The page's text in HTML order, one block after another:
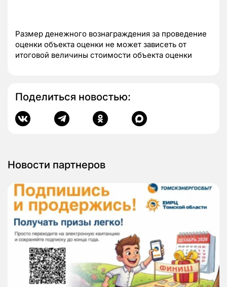
Размер денежного вознаграждения за проведение
оценки объекта оценки не может зависеть от
итоговой величины стоимости объекта оценки
Поделиться новостью:
Новости партнеров